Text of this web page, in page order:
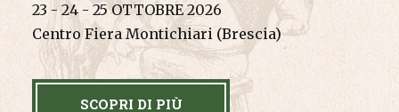
23 - 24 - 25 OTTOBRE 2026
Centro Fiera Montichiari (Brescia)
SCOPRI DI PIÙ